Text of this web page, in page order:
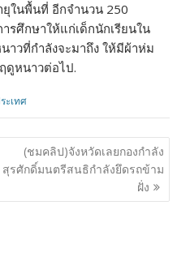
ในพื้นที่ อีกจำนวน 250
รศึกษาให้แก่เด็กนักเรียนใน
าวที่กำลังจะมาถึง ให้มีผ้าห่ม
ดูหนาวต่อไป.
ะเทศ
(ชมคลิป)จังหวัดเลยกองกำลัง
สุรศักดิ์มนตรีสนธิกำลังยึดรถข้าม
ฝั่ง